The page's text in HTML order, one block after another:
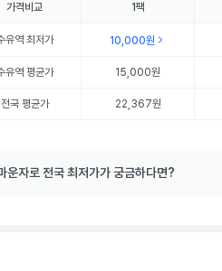
가격비교 1팩
유역최저가 10,000원
유역평균가 15,000원
전국 평균가 22,367원
운자로 전국 최저가가 궁금하다면?